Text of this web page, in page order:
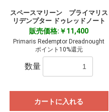
スペースマリーン プライマリス
リデンプター ドゥレッドノート
販売価格:￥11,400
Primaris Redemptor Dreadnought
ポイント10%還元
数量
カートに入れる